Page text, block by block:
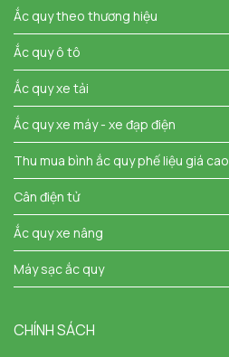
Ắc quy theo thương hiệu
Ắc quy ô tô
Ắc quy xe tải
Ắc quy xe máy - xe đạp điện
Thu mua bình ắc quy phế liệu giá cao
Cân điện tử
Ắc quy xe nâng
Máy sạc ắc quy
CHÍNH SÁCH